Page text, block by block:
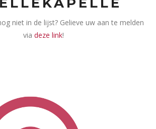
niet in de lijst? Gelieve uw aan te melden
via deze link!